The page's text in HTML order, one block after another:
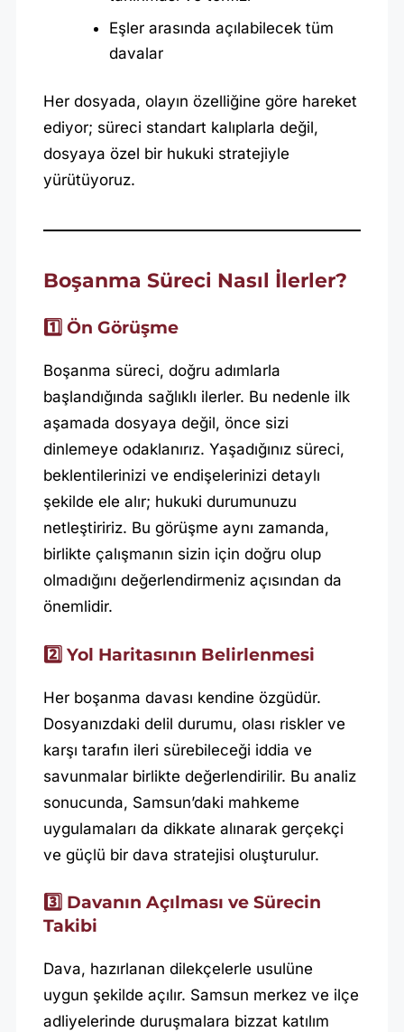
Eşler arasında açılabilecek tüm
davalar
Her dosyada, olayın özelliğine göre hareket
ediyor; süreci standart kalıplarla değil,
dosyaya özel bir hukuki stratejiyle
yürütüyoruz.
Boşanma Süreci Nasıl İlerler?
1️⃣ Ön Görüşme
Boşanma süreci, doğru adımlarla
başlandığında sağlıklı ilerler. Bu nedenle ilk
aşamada dosyaya değil, önce sizi
dinlemeye odaklanırız. Yaşadığınız süreci,
beklentilerinizi ve endişelerinizi detaylı
şekilde ele alır; hukuki durumunuzu
netleştiririz. Bu görüşme aynı zamanda,
birlikte çalışmanın sizin için doğru olup
olmadığını değerlendirmeniz açısından da
önemlidir.
2️⃣ Yol Haritasının Belirlenmesi
Her boşanma davası kendine özgüdür.
Dosyanızdaki delil durumu, olası riskler ve
karşı tarafın ileri sürebileceği iddia ve
savunmalar birlikte değerlendirilir. Bu analiz
sonucunda, Samsun’daki mahkeme
uygulamaları da dikkate alınarak gerçekçi
ve güçlü bir dava stratejisi oluşturulur.
3️⃣ Davanın Açılması ve Sürecin
Takibi
Dava, hazırlanan dilekçelerle usulüne
uygun şekilde açılır. Samsun merkez ve ilçe
adliyelerinde duruşmalara bizzat katılım